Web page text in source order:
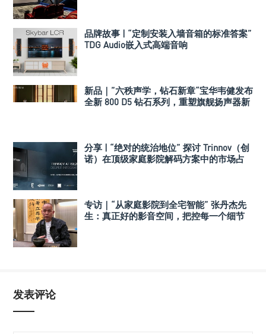
品牌故事 | “定制安装入墙音箱的标准答案”
TDG Audio嵌入式高端音响
新品｜”六秩声学，钻石新章“宝华韦健发布
全新 800 D5 钻石系列，重塑旗舰扬声器新
分享 | “绝对的统治地位” 探讨 Trinnov（创
诺）在顶级家庭影院解码方案中的市场占
专访｜“从家庭影院到全宅智能” 张丹杰先
生：真正好的影音空间，把控每一个细节
发表评论